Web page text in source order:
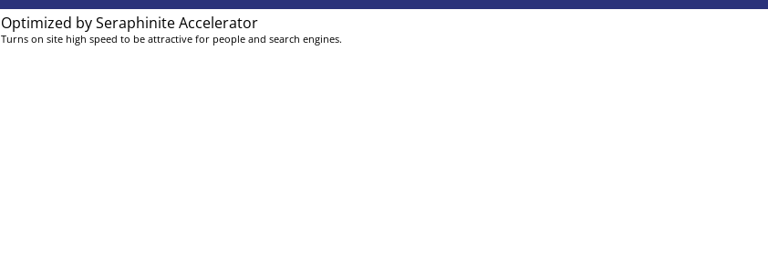
Optimized by Seraphinite Accelerator
Turns on site high speed to be attractive for people and search engines.